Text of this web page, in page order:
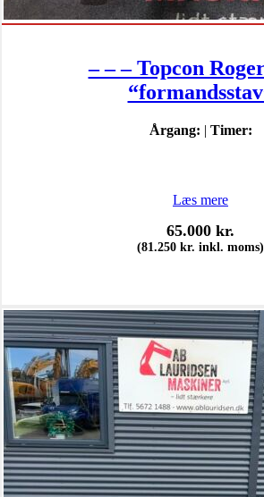
– – – Topcon
Årgang: | Timer:
Læs mere
65.000 kr.
(81.250 kr. inkl. moms)